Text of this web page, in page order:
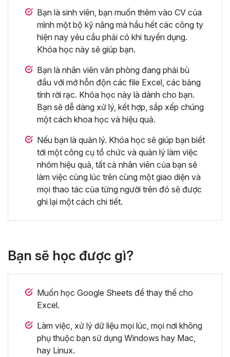
Bạn là sinh viên, bạn muốn thêm vào CV của
mình một bộ kỹ năng mà hầu hết các công ty
hiện nay yêu cầu phải có khi tuyển dụng.
Khóa học này sẽ giúp bạn.
Bạn là nhân viên văn phòng đang phải bù
đầu với mớ hỗn độn các file Excel, các bảng
tính rời rạc. Khóa học này là dành cho bạn.
Bạn sẽ dễ dàng xử lý, kết hợp, sắp xếp chúng
một cách khoa học và hiệu quả.
Nếu bạn là quản lý. Khóa học sẽ giúp bạn biết
tới một công cụ tổ chức và quản lý làm việc
nhóm hiệu quả, tất cả nhân viên của bạn sẽ
làm việc cùng lúc trên cùng một giao diện và
mọi thao tác của từng người trên đó sẽ được
ghi lại một cách chi tiết.
Bạn sẽ học được gì?
Muốn học Google Sheets để thay thế cho
Excel.
Làm việc, xử lý dữ liệu mọi lúc, mọi nơi không
phụ thuộc bạn sử dụng Windows hay Mac,
hay Linux.